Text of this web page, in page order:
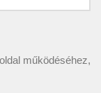
működéséhez,